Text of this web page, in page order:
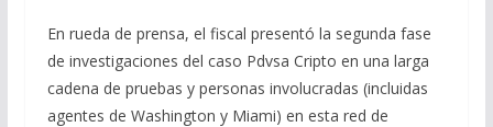
En rueda de prensa, el fiscal presentó la segunda fase
de investigaciones del caso Pdvsa Cripto en una larga
cadena de pruebas y personas involucradas (incluidas
agentes de Washington y Miami) en esta red de